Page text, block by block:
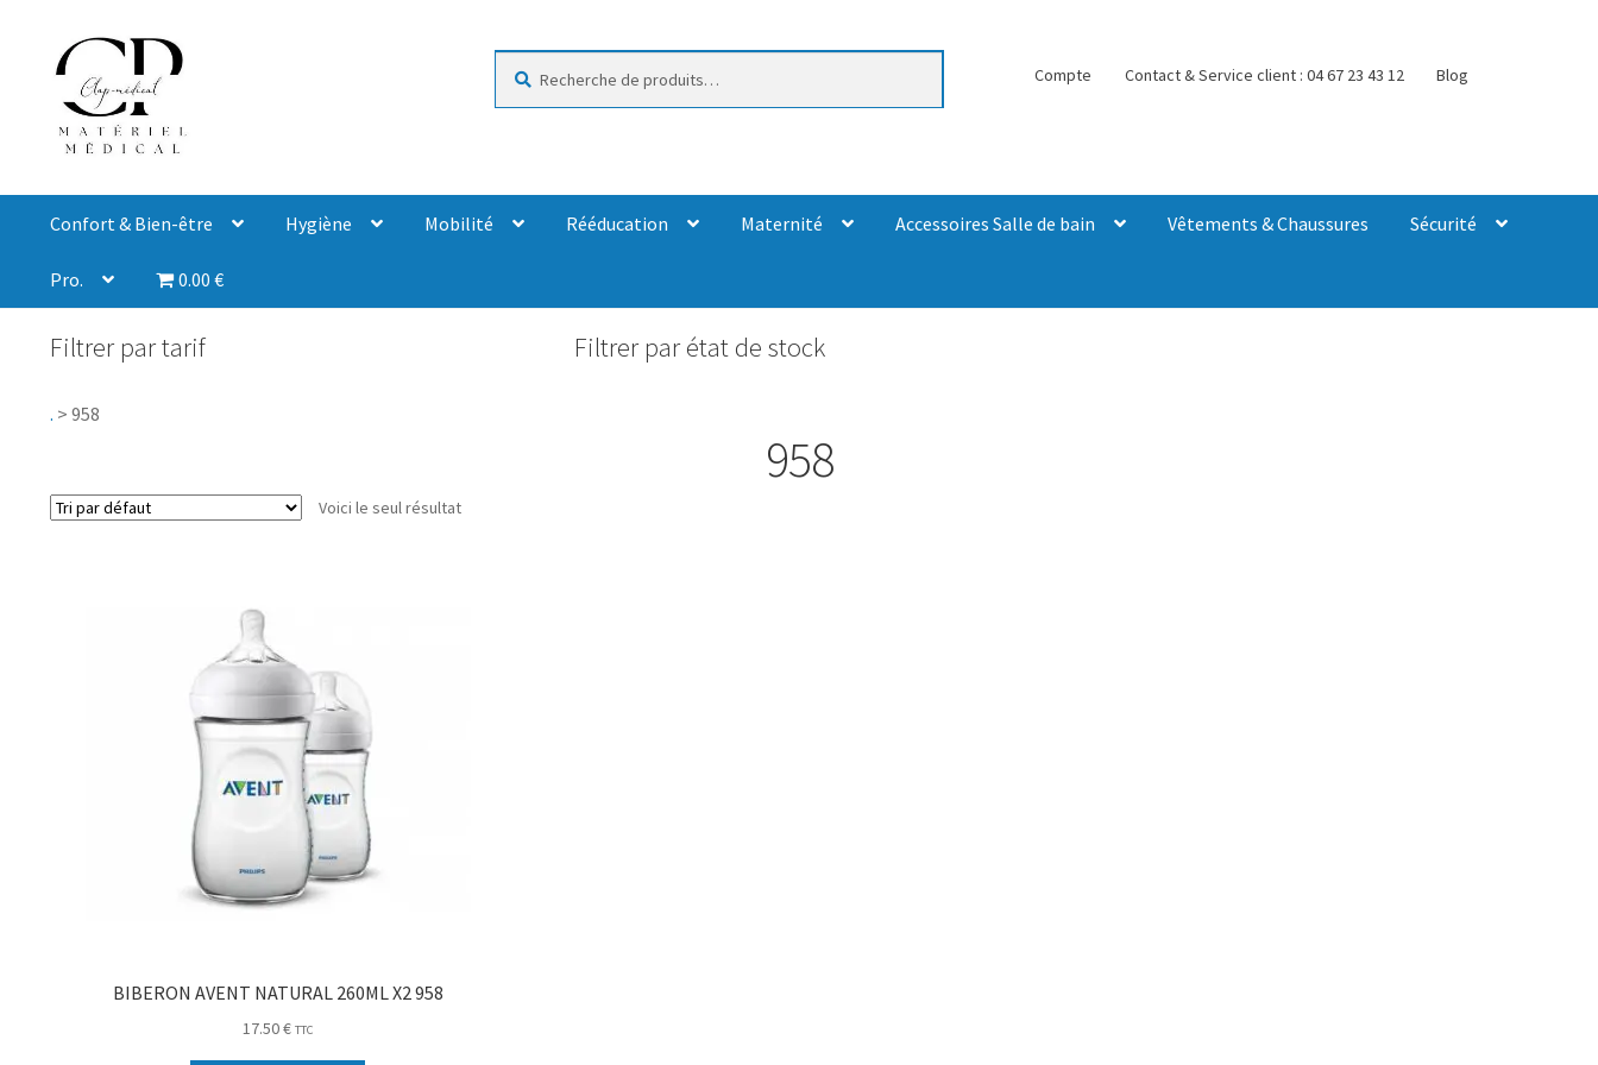
Compte Contact & Service client : 04 67 23 43 12 Blog
Confort & Bien-être Hygiène Mobilité Rééducation Maternité Accessoires Salle de bain Vêtements & Chaussures Sécurité
Pro. 0.00 €
Filtrer par tarif Filtrer par état de stock
. > 958
958
Voici le seul résultat
BIBERON AVENT NATURAL 260ML X2 958
17.50€ TTC